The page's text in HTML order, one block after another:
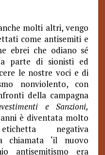
molti altri, vengo
come antisemiti e
ebrei che odiano sé
parte di sionisti ed
le nostre voci e di
nonviolento, con
della campagna
e
Sanzioni,
è diventata molto
negativa
chiamata ‘il nuovo
antisemitismo era